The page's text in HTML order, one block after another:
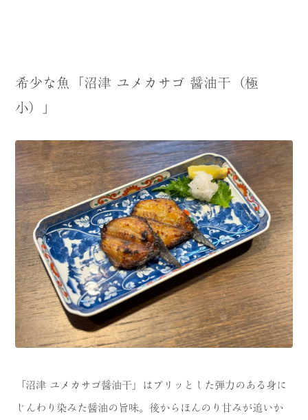
希少な魚「沼津 ユメカサゴ 醤油干（極
小）」
「沼津 ユメカサゴ醤油干」はプリッとした弾力のある身に
じんわり染みた醤油の旨味。後からほんのり甘みが追いか